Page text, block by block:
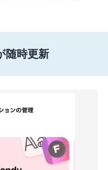
随時更新